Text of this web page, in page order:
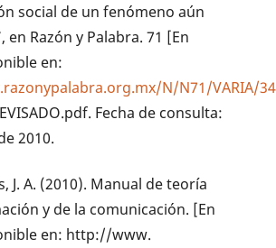
social de un fenómeno aún
en Razón y Palabra. 71 [En
en:
N/N71/VARIA/
Fecha de consulta:
2010.
J. A. (2010). Manual de teoría
y de la comunicación. [En
en: http://www.